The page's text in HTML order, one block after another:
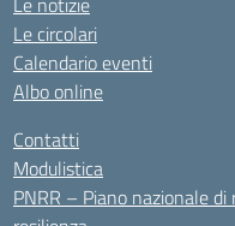
Le circolari
Calendario eventi
Albo online
Contatti
Modulistica
PNRR – Piano nazionale di